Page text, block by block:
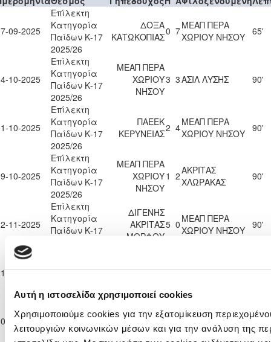
Αυτή η ιστοσελίδα χρησιμοποιεί cookies
Χρησιμοποιούμε cookies για την εξατομίκευση
λειτουργιών κοινωνικών μέσων και για την ανάλυση της
09-2025
Επίλεκτη
Κατηγορία
Παίδων Κ-17
2025/26
ΔΟΞΑ
ΚΑΤΩΚΟΠΙΑΣ0 7ΜΕΑΠ ΠΕΡΑ
ΧΩΡΙΟΥ ΝΗΣΟΥ 65'
10-2025
Επίλεκτη
Κατηγορία
Παίδων Κ-17
2025/26
ΜΕΑΠ ΠΕΡΑ
ΧΩΡΙΟΥ
ΝΗΣΟΥ
3 3ΑΣΙΛ ΛΥΣΗΣ 90'
10-2025
Επίλεκτη
Κατηγορία
Παίδων Κ-17
2025/26
ΠΑΕΕΚ
ΚΕΡΥΝΕΙΑΣ2 4ΜΕΑΠ ΠΕΡΑ
ΧΩΡΙΟΥ ΝΗΣΟΥ 90'
10-2025
Επίλεκτη
Κατηγορία
Παίδων Κ-17
2025/26
ΜΕΑΠ ΠΕΡΑ
ΧΩΡΙΟΥ
ΝΗΣΟΥ
1 2ΑΚΡΙΤΑΣ
ΧΛΩΡΑΚΑΣ
90'
11-2025
Επίλεκτη
Κατηγορία
Παίδων Κ-17
ΔΙΓΕΝΗΣ
ΑΚΡΙΤΑΣ
ΜΟΡΦΟΥ
5 0 ΜΕΑΠ ΠΕΡΑ
ΧΩΡΙΟΥ ΝΗΣΟΥ 90'
12-2025
Κατηγορία
2025/26
ΑΣΙΛ ΛΥΣΗΣ0 2ΜΕΑΠ ΠΕΡΑ
90'
01-2026
Κατηγορία
Παίδων Κ-17
2025/26
ΜΕΑΠ ΠΕΡΑ
ΧΩΡΙΟΥ
ΝΗΣΟΥ
1 1ΠΑΕΕΚ
ΚΕΡΥΝΕΙΑΣ
90'